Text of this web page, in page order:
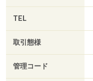
TEL
取引態様
管理コード